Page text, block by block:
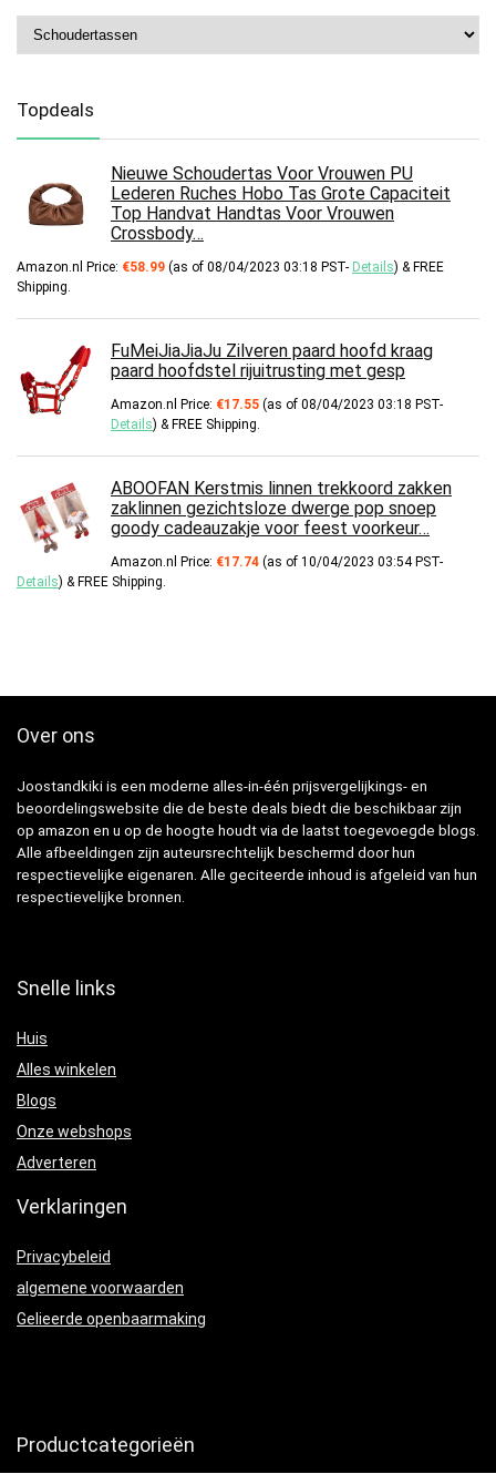
Topdeals
Nieuwe Schoudertas Voor Vrouwen PU
Lederen Ruches Hobo Tas Grote Capaciteit
Top Handvat Handtas Voor Vrouwen
Crossbody…
Amazon.nl Price: €58.99 (as of 08/04/2023 03:18 PST- Details) &FREE
Shipping.
FuMeiJiaJiaJu Zilveren paard hoofd kraag
paard hoofdstel rijuitrusting met gesp
Amazon.nl Price: €17.55 (as of 08/04/2023 03:18 PST-
Details) &FREE Shipping.
ABOOFAN Kerstmis linnen trekkoord zakken
zaklinnen gezichtsloze dwerge pop snoep
goody cadeauzakje voor feest voorkeur…
Amazon.nl Price: €17.74 (as of 10/04/2023 03:54 PST-
Details) &FREE Shipping.
Over ons
Joostandkiki is een moderne alles-in-één prijsvergelijkings- en
beoordelingswebsite die de beste deals biedt die beschikbaar zijn
op amazon en u op de hoogte houdt via de laatst toegevoegde blogs.
Alle afbeeldingen zijn auteursrechtelijk beschermd door hun
respectievelijke eigenaren. Alle geciteerde inhoud is afgeleid van hun
respectievelijke bronnen.
Snelle links
Huis
Alles winkelen
Blogs
Onze webshops
Adverteren
Verklaringen
Privacybeleid
algemene voorwaarden
Gelieerde openbaarmaking
Productcategorieën